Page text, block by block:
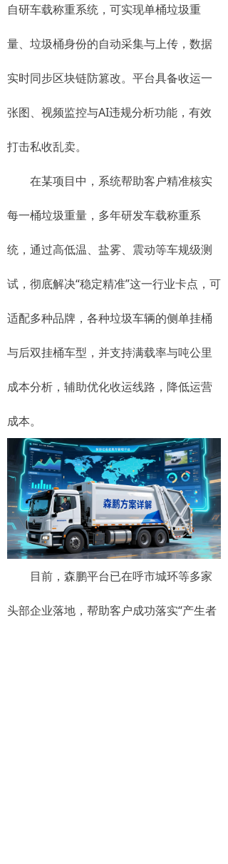
自研车载称重系统，可实现单桶垃圾重
量、垃圾桶身份的自动采集与上传，数据
实时同步区块链防篡改。平台具备收运一
张图、视频监控与AI违规分析功能，有效
打击私收乱卖。
在某项目中，系统帮助客户精准核实
每一桶垃圾重量，多年研发车载称重系
统，通过高低温、盐雾、震动等车规级测
试，彻底解决“稳定精准”这一行业卡点，可
适配多种品牌，各种垃圾车辆的侧单挂桶
与后双挂桶车型，并支持满载率与吨公里
成本分析，辅助优化收运线路，降低运营
成本。
目前，森鹏平台已在呼市城环等多家
头部企业落地，帮助客户成功落实“产生者